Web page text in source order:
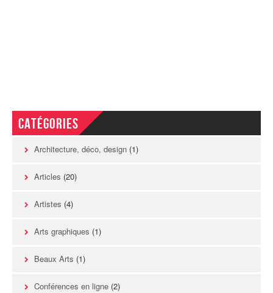
Catégories
Architecture, déco, design (1)
Articles (20)
Artistes (4)
Arts graphiques (1)
Beaux Arts (1)
Conférences en ligne (2)